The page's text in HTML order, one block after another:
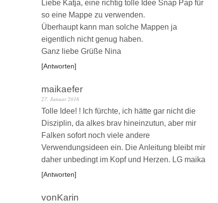
Liebe Katja, eine richtig tolle Idee Snap Pap für
so eine Mappe zu verwenden.
Überhaupt kann man solche Mappen ja
eigentlich nicht genug haben.
Ganz liebe Grüße Nina
Antworten
maikaefer
27. Januar 2016
Tolle Idee! ! Ich fürchte, ich hätte gar nicht die
Disziplin, da alkes brav hineinzutun, aber mir
Falken sofort noch viele andere
Verwendungsideen ein. Die Anleitung bleibt mir
daher unbedingt im Kopf und Herzen. LG maika
Antworten
vonKarin